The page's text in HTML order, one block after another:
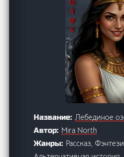
Название:Лебединое
Автор: Mira North
Жанры: Рассказ,